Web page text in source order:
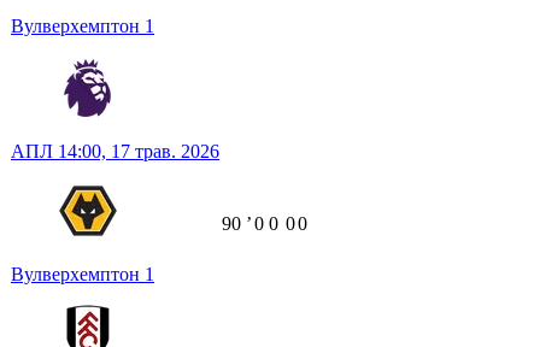
Вулверхемптон 1
АПЛ 14:00, 17 трав. 2026
Вулверхемптон 1
90 ʼ0 0 00